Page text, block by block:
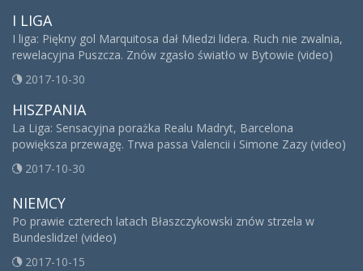
I LIGA
I liga: Piękny gol Marquitosa dał Miedzi lidera. Ruch nie zwalnia,
rewelacyjna Puszcza. Znów zgasło światło w Bytowie (video)
2017-10-30
HISZPANIA
La Liga: Sensacyjna porażka Realu Madryt, Barcelona
powiększa przewagę. Trwa passa Valencii i Simone Zazy (video)
2017-10-30
NIEMCY
Po prawie czterech latach Błaszczykowski znów strzela w
Bundeslidze! (video)
2017-10-15